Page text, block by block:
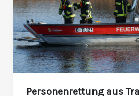
Personenrettung aus